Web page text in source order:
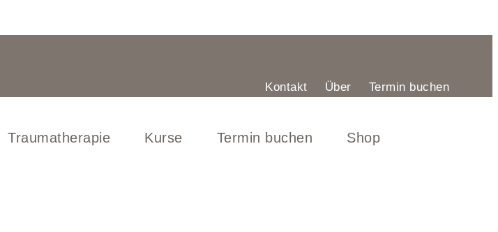
Kontakt Über Termin buchen
Traumatherapie Kurse Termin buchen Shop